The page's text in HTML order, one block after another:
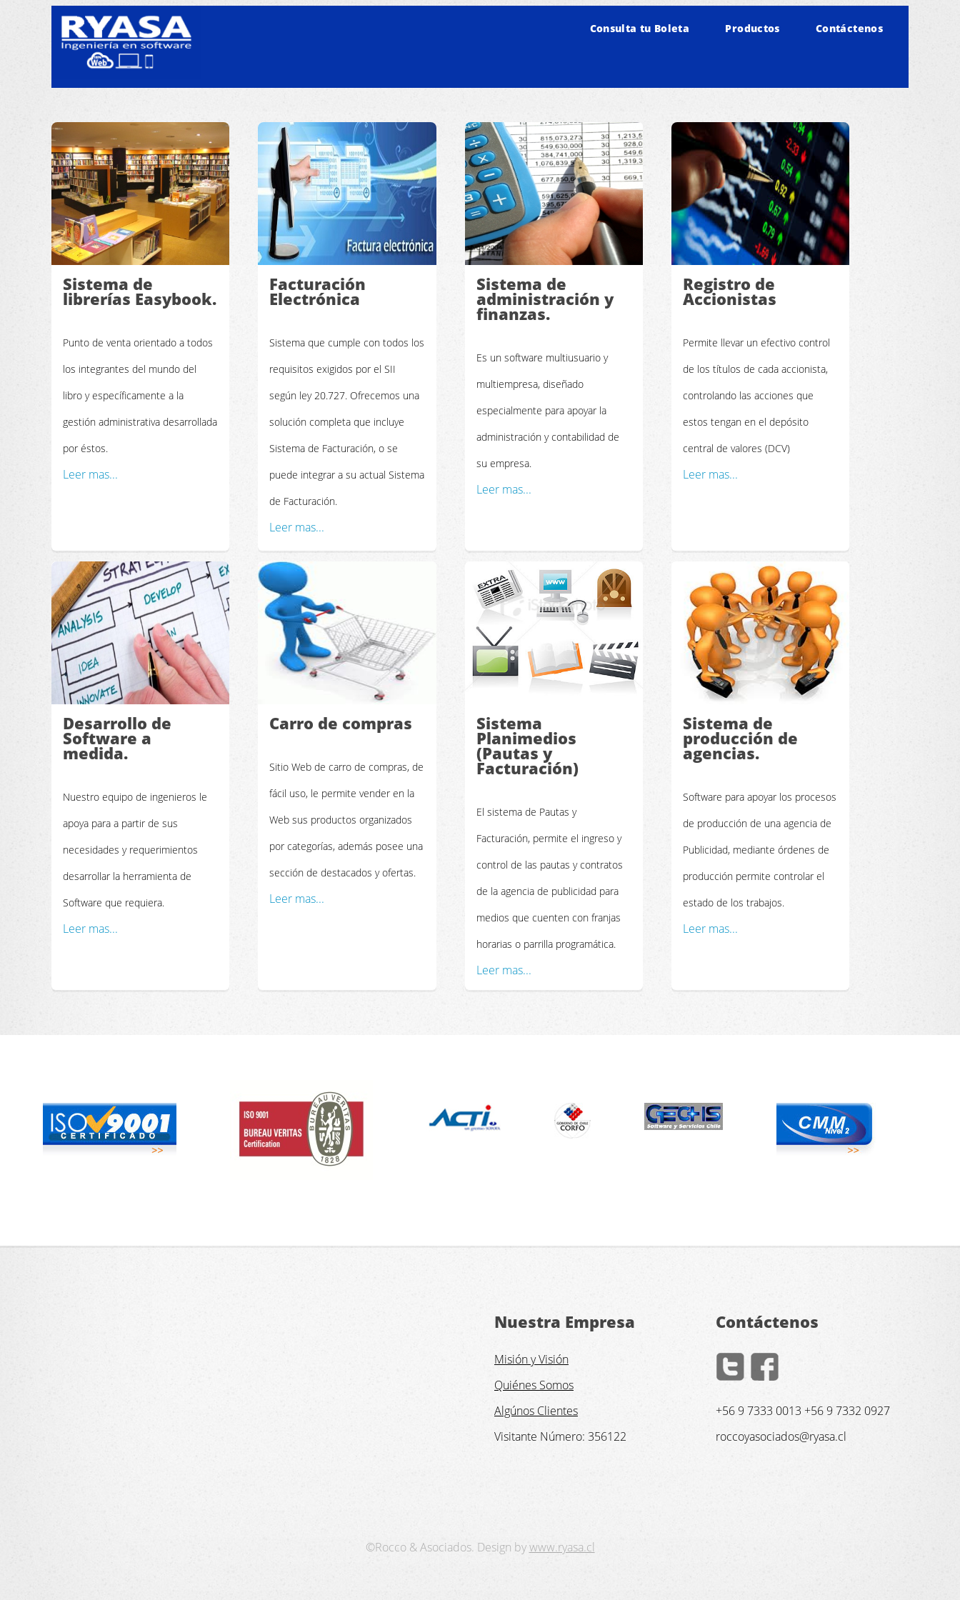
Consulta tu Boleta Productos Contáctenos
Sistema de
librerías Easybook.
Punto de venta orientado a todos
los integrantes del mundo del
libro y específicamente a la
gestión administrativa desarrollada
por éstos.
Leer mas...
Facturación
Electrónica
Sistema que cumple con todos los
requisitos exigidos por el SII
según ley 20.727. Ofrecemos una
solución completa que incluye
Sistema de Facturación, o se
puede integrar a su actual Sistema
de Facturación.
Leer mas...
Sistema de
administración y
finanzas.
Es un software multiusuario y
multiempresa, diseñado
especialmente para apoyar la
administración y contabilidad de
su empresa.
Leer mas...
Registro de
Accionistas
Permite llevar un efectivo control
de los títulos de cada accionista,
controlando las acciones que
estos tengan en el depósito
central de valores (DCV)
Leer mas...
Desarrollo de
Software a
medida.
Nuestro equipo de ingenieros le
apoya para a partir de sus
necesidades y requerimientos
desarrollar la herramienta de
Software que requiera.
Leer mas...
Carro de compras
Sitio Web de carro de compras, de
fácil uso, le permite vender en la
Web sus productos organizados
por categorías, además posee una
sección de destacados y ofertas.
Leer mas...
Sistema
Planimedios
(Pautas y
Facturación)
El sistema de Pautas y
Facturación, permite el ingreso y
control de las pautas y contratos
de la agencia de publicidad para
medios que cuenten con franjas
horarias o parrilla programática.
Leer mas...
Sistema de
producción de
agencias.
Software para apoyar los procesos
de producción de una agencia de
Publicidad, mediante órdenes de
producción permite controlar el
estado de los trabajos.
Leer mas...
Nuestra Empresa
Misión y Visión
Quiénes Somos
Algúnos Clientes
Visitante Número: 356122
Contáctenos
+56 9 7333 0013 +56 9 7332 0927
roccoyasociados@ryasa.cl
©Rocco & Asociados. Design bywww.ryasa.cl